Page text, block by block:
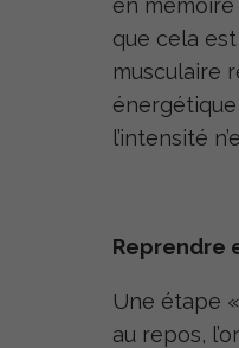
en
que cela
musculaire
l’intensité
Reprendre
Une étape
au repos,